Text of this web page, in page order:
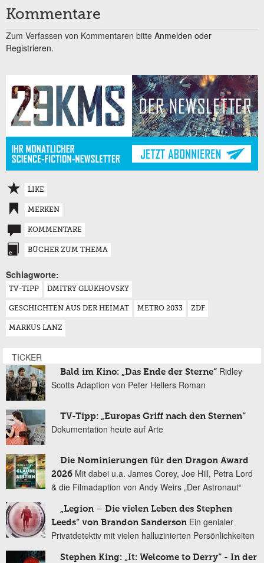
Kommentare
Zum Verfassen von Kommentaren bitte Anmelden oder
Registrieren.
LIKE
MERKEN
KOMMENTARE
BÜCHER ZUM THEMA
Schlagworte:
TV-TIPP DMITRY GLUKHOVSKY
GESCHICHTEN AUS DER HEIMAT METRO 2033 ZDF
MARKUS LANZ
TICKER
Bald im Kino: „Das Ende der Sterne“ Ridley
Scotts Adaption von Peter Hellers Roman
TV-Tipp: „Europas Griff nach den Sternen“
Dokumentation heute auf Arte
Die Nominierungen für den Dragon Award
2026 Mit dabei u.a. James Corey, Joe Hill, Petra Lord
& die Filmadaption von Andy Weirs „Der Astronaut“
„Legion – Die vielen Leben des Stephen
Leeds“ von Brandon Sanderson Ein genialer
Privatdetektiv mit vielen halluzinierten Persönlichkeiten
Stephen King: „It: Welcome to Derry“ - In der